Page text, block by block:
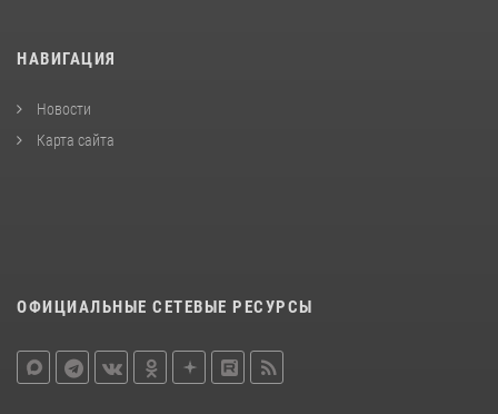
НАВИГАЦИЯ
Новости
Карта сайта
ОФИЦИАЛЬНЫЕ СЕТЕВЫЕ РЕСУРСЫ